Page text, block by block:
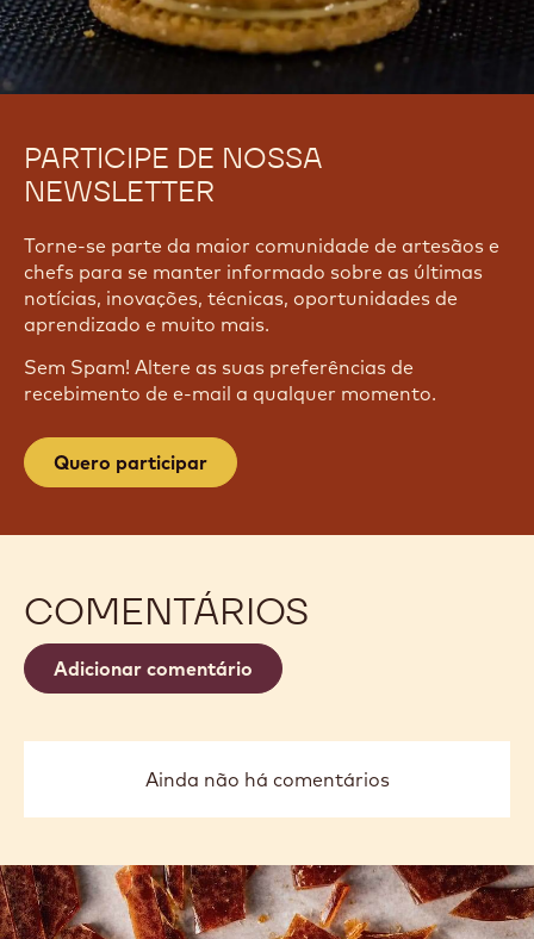
PARTICIPE DE NOSSA
NEWSLETTER
Torne-se parte da maior comunidade de artesãos e
chefs para se manter informado sobre as últimas
notícias, inovações, técnicas, oportunidades de
aprendizado e muito mais.
Sem Spam! Altere as suas preferências de
recebimento de e-mail a qualquer momento.
Quero participar
COMENTÁRIOS
Adicionar comentário
Ainda não há comentários